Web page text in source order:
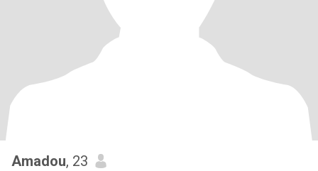
Amadou, 23